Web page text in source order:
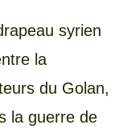
syrien
la
du Golan,
la guerre de